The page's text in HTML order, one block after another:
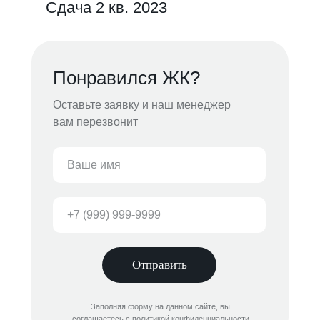
Оставьте заявку и наш менеджер
вам перезвонит
Понравился ЖК?
Заполняя форму на данном сайте, вы
Сдача 2 кв. 2023
Отправить